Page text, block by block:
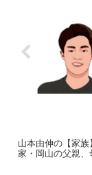
山本由伸の【家
家・岡山の父親